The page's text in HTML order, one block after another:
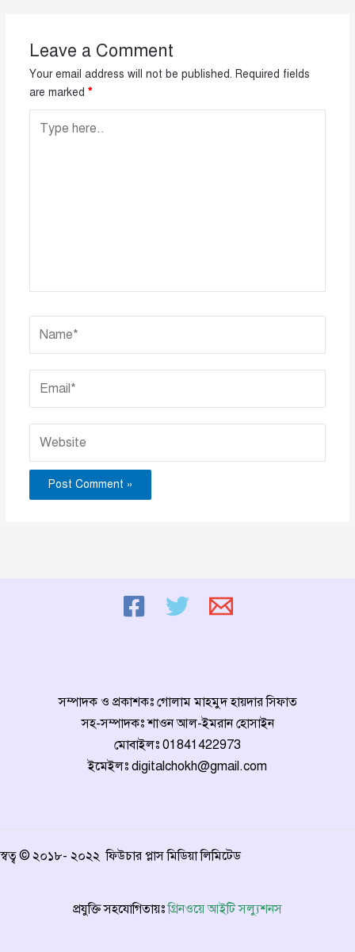
Leave a Comment
Your email address will not be published. Required fields
are marked *
Type
Name*
Email*
Website
সম্পাদক ও প্রকাশকঃ গোলাম মাহমুদ হায়দার সিফাত
সহ-সম্পাদকঃ শাওন আল-ইমরান হোসাইন
মোবাইলঃ 01841422973
ইমেইলঃ digitalchokh@gmail.com
স্বত্ব © ২০১৮- ২০২২ ফিউচার প্লাস মিডিয়া লিমিটেড
প্রযুক্তি সহযোগিতায়ঃ গ্রিনওয়ে আইটি সল্যুশনস